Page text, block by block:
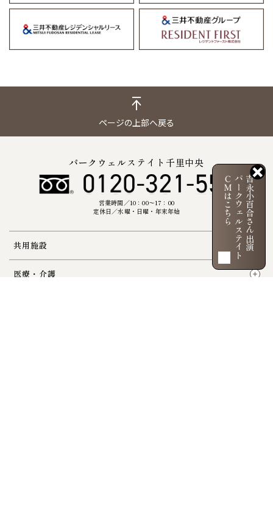
ページの上部へ戻る
パークウェルステイト千里中央
営業時間／10：00〜17：00
定休日／水曜・日曜・年末年始
共用施設
医療・介護
吉永小百合さん出演
パークウェルステイト
ＣＭはこちら